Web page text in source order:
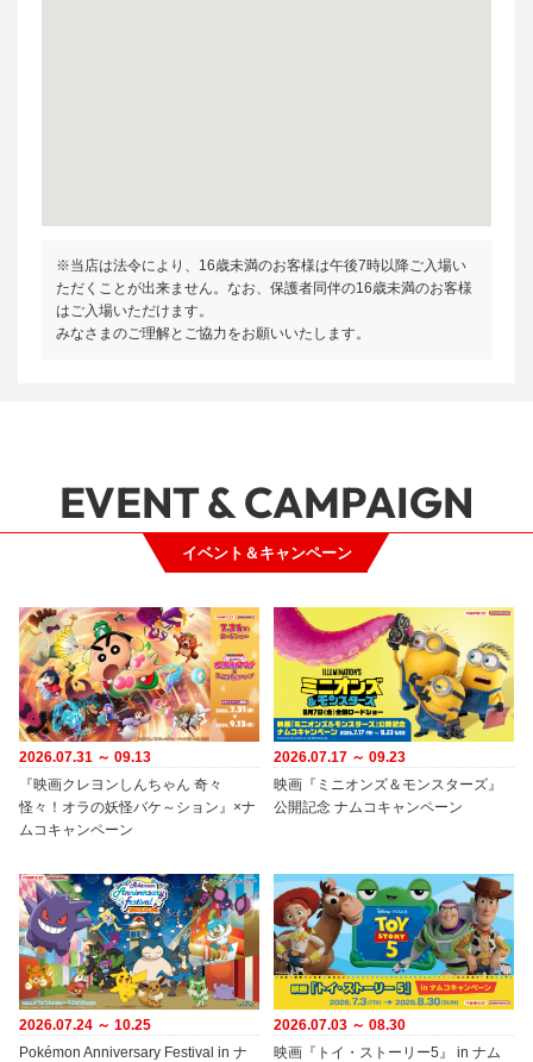
※当店は法令により、16歳未満のお客様は午後7時以降ご入場い
ただくことが出来ません。なお、保護者同伴の16歳未満のお客様
はご入場いただけます。
みなさまのご理解とご協力をお願いいたします。
イベント＆キャンペーン
EVENT & CAMPAIGN
2026.07.31 ～ 09.13
『映画クレヨンしんちゃん 奇々
怪々！オラの妖怪バケ～ション』×ナ
ムコキャンペーン
2026.07.17 ～ 09.23
映画『ミニオンズ＆モンスターズ』
公開記念 ナムコキャンペーン
2026.07.24 ～ 10.25
Pokémon Anniversary Festival in ナ
2026.07.03 ～ 08.30
映画『トイ・ストーリー5』 in ナム